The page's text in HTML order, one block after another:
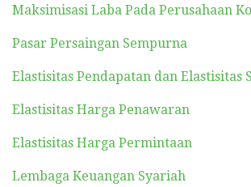
Maksimisasi Laba Pada Perusahaan
Pasar Persaingan Sempurna
Elastisitas Pendapatan dan Elastisitas
Elastisitas Harga Penawaran
Elastisitas Harga Permintaan
Lembaga Keuangan Syariah